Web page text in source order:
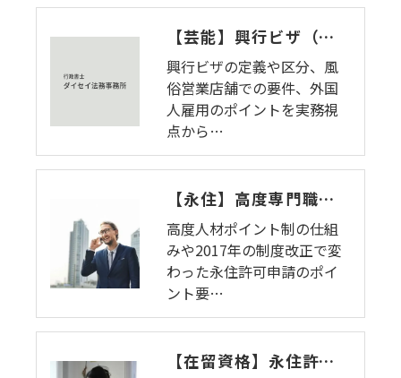
【芸能】興行ビザ（在留資格「興行」）とは 風俗営業店舗で外国人ダンサーを招く際の注意点を徹底解説【エンタメ】
興行ビザの定義や区分、風
俗営業店舗での要件、外国
人雇用のポイントを実務視
点から…
【永住】高度専門職の在留資格がなくても永住許可申請ができる。その理由と意外な落とし穴【高度専門職】
高度人材ポイント制の仕組
みや2017年の制度改正で変
わった永住許可申請のポイ
ント要…
【在留資格】永住許可申請の最新動向と住民税滞納の注意点。会社の未納は本人に不利になる？【永住者】